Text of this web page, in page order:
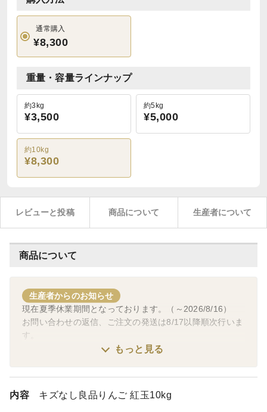
通常購入
¥8,300
重量・容量ラインナップ
約3kg
¥3,500
約5kg
¥5,000
約10kg
¥8,300
レビューと投稿 商品について 生産者について
商品について
生産者からのお知らせ
現在夏季休業期間となっております。（～2026/8/16）
お問い合わせの返信、ご注文の発送は8/17以降順次行いま
す。
ご不便をおかけいたしますが何卒ご了承くださいませ。
もっと見る
内容 キズなし良品りんご 紅玉10kg